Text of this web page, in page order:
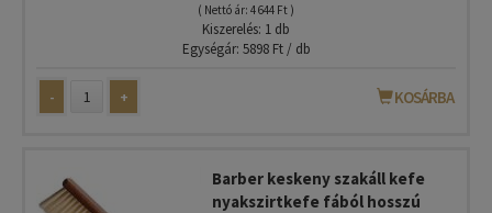
( Nettó ár: 4 644 Ft )
Kiszerelés: 1 db
Egységár: 5898 Ft / db
- + KOSÁRBA
Barber keskeny szakáll kefe
nyakszirtkefe fából hosszú